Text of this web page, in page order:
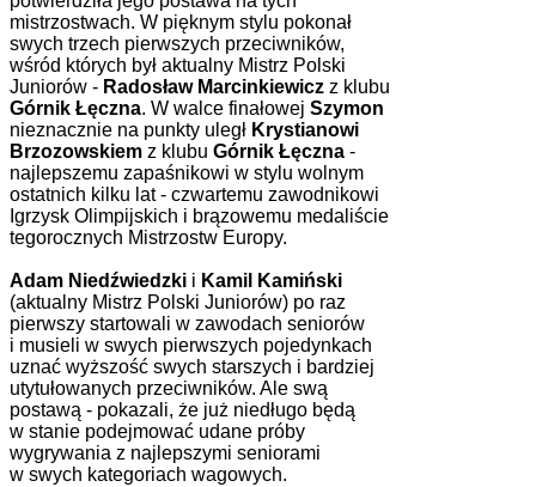
mistrzostwach. W pięknym stylu pokonał
swych trzech pierwszych przeciwników,
wśród których był aktualny Mistrz Polski
Juniorów - Radosław Marcinkiewicz z klubu
Górnik Łęczna. W walce finałowej Szymon
nieznacznie na punkty uległ Krystianowi
Brzozowskiem z klubu Górnik Łęczna -
najlepszemu zapaśnikowi w stylu wolnym
ostatnich kilku lat - czwartemu zawodnikowi
Igrzysk Olimpijskich i brązowemu medaliście
tegorocznych Mistrzostw Europy.
Adam Niedźwiedzki i Kamil Kamiński
(aktualny Mistrz Polski Juniorów) po raz
pierwszy startowali w zawodach seniorów
i musieli w swych pierwszych pojedynkach
uznać wyższość swych starszych i bardziej
utytułowanych przeciwników. Ale swą
postawą - pokazali, że już niedługo będą
w stanie podejmować udane próby
wygrywania z najlepszymi seniorami
w swych kategoriach wagowych.